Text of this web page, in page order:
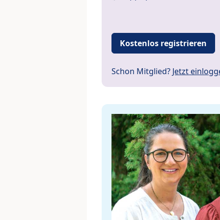
Kostenlos registrieren
Schon Mitglied? Jetzt